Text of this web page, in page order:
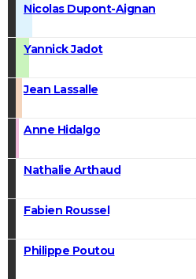
Nicolas Dupont-Aignan
Yannick Jadot
Jean Lassalle
Anne Hidalgo
Nathalie Arthaud
Fabien Roussel
Philippe Poutou